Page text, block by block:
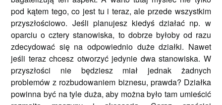
pod kątem tego, co jest tu i teraz, ale przede wszystkim
przyszłościowo. Jeśli planujesz kiedyś działać np. w
oparciu o cztery stanowiska, to dobrze byłoby od razu
zdecydować się na odpowiednio duże działki. Nawet
jeśli teraz chcesz otworzyć jedynie dwa stanowiska. W
przyszłości nie będziesz miał jednak żadnych
problemów z rozbudowaniem biznesu, prawda? Działka
powinna być na tyle duża, aby można było tam umieścić